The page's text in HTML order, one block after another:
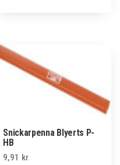
Snickarpenna Blyerts P-
HB
9,91 kr